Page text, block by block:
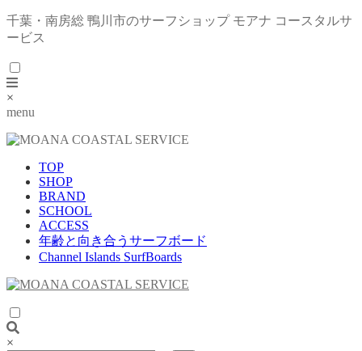
千葉・南房総 鴨川市のサーフショップ モアナ コースタルサ
ービス
×
menu
TOP
SHOP
BRAND
SCHOOL
ACCESS
年齢と向き合うサーフボード
Channel Islands SurfBoards
×